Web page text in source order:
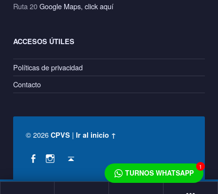
Ruta 20Google Maps, click aquí
ACCESOS ÚTILES
Políticas de privacidad
Contacto
© 2026 CPVS| Ir al inicio ↑
Social Menu
TURNOS WHATSAPP
1